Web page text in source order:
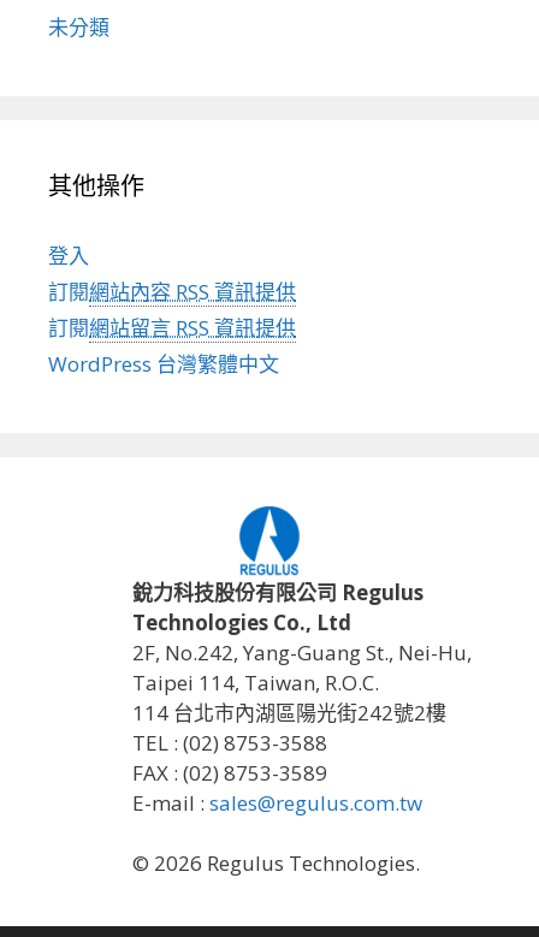
未分類
其他操作
登入
訂閱網站內容 RSS 資訊提供
訂閱網站留言 RSS 資訊提供
WordPress 台灣繁體中文
銳力科技股份有限公司 Regulus
Technologies Co., Ltd
2F, No.242, Yang-Guang St., Nei-Hu,
Taipei 114, Taiwan, R.O.C.
114 台北市內湖區陽光街242號2樓
TEL : (02) 8753-3588
FAX : (02) 8753-3589
E-mail : sales@regulus.com.tw
© 2026 Regulus Technologies.